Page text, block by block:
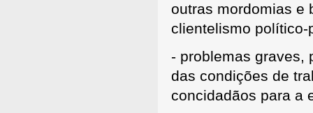
outras mordomias e
clientelismo político-
- problemas graves,
das condições de
concidadãos para a